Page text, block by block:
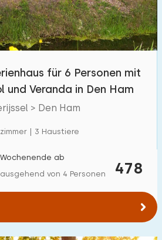
für 6 Personen mit
und Veranda in Den Ham
> Den Ham
| 3 Haustiere
478
Wochenende ab
ausgehend von 4 Personen